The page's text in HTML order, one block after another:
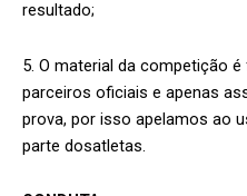
resultado;
5. O material da competição
parceiros oficiais e apenas
prova, por isso apelamos ao
parte dosatletas.